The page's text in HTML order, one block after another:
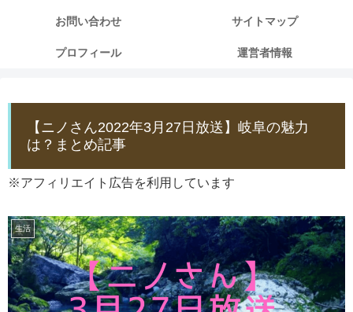
お問い合わせ サイトマップ
プロフィール 運営者情報
【ニノさん2022年3月27日放送】岐阜の魅力
は？まとめ記事
※アフィリエイト広告を利用しています
生活